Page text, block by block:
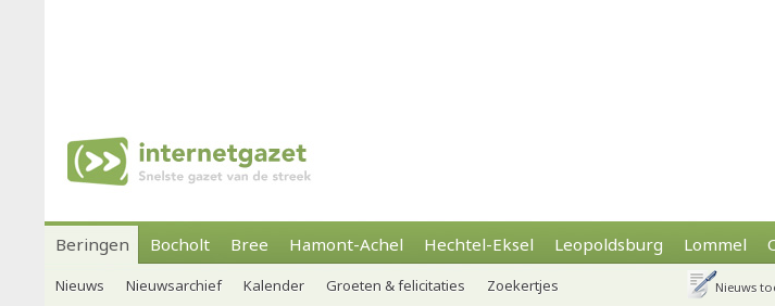
Beringen Bocholt Bree Hamont-Achel Hechtel-Eksel Leopoldsburg Lommel
Nieuws Nieuwsarchief Kalender Groeten & felicitaties Zoekertjes Nieuws